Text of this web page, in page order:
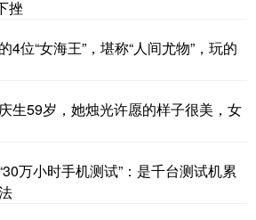
挫
4位“女海王”，堪称“人间尤物”，玩的
生59岁，她烛光许愿的样子很美，女
万小时手机测试”：是千台测试机累